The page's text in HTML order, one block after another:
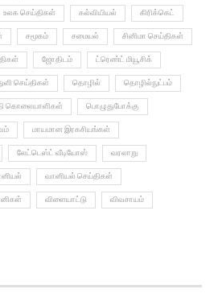
உலக செய்திகள் கல்வியியல் கிரிக்கெட்
சமூகம் சமையல் சினிமா செய்திகள்
ஜோதிடம் ட்ரெண்ட் மியூசிக்
செய்திகள் தொழில் தொழில்நுட்பம்
கொலையாளிகள் பொழுதுபோக்கு
மாயமான இரகசியங்கள்
லேட்டெஸ்ட் வீடியோஸ் வரலாறு
வானியல் செய்திகள்
விளையாட்டு விவசாயம்